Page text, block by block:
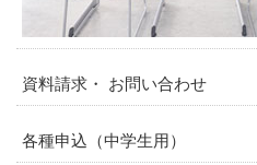
資料請求・ お問い合わせ
各種申込（中学生用）